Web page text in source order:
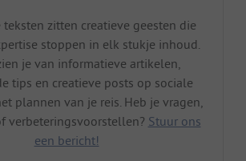
teksten zitten creatieve geesten die
stoppen in elk stukje inhoud.
je van informatieve artikelen,
tips en creatieve posts op sociale
plannen van je reis. Heb je vragen,
verbeteringsvoorstellen? Stuur ons
een bericht!